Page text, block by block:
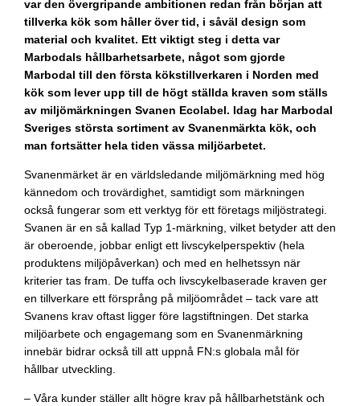
var den övergripande ambitionen redan från början att
tillverka kök som håller över tid, i såväl design som
material och kvalitet. Ett viktigt steg i detta var
Marbodals hållbarhetsarbete, något som gjorde
Marbodal till den första kökstillverkaren i Norden med
kök som lever upp till de högt ställda kraven som ställs
av miljömärkningen Svanen Ecolabel. Idag har Marbodal
Sveriges största sortiment av Svanenmärkta kök, och
man fortsätter hela tiden vässa miljöarbetet.
Svanenmärket är en världsledande miljömärkning med hög
kännedom och trovärdighet, samtidigt som märkningen
också fungerar som ett verktyg för ett företags miljöstrategi.
Svanen är en så kallad Typ 1-märkning, vilket betyder att den
är oberoende, jobbar enligt ett livscykelperspektiv (hela
produktens miljöpåverkan) och med en helhetssyn när
kriterier tas fram. De tuffa och livscykelbaserade kraven ger
en tillverkare ett försprång på miljöområdet – tack vare att
Svanens krav oftast ligger före lagstiftningen. Det starka
miljöarbete och engagemang som en Svanenmärkning
innebär bidrar också till att uppnå FN:s globala mål för
hållbar utveckling.
– Våra kunder ställer allt högre krav på hållbarhetstänk och